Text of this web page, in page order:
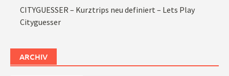
CITYGUESSER – Kurztrips neu definiert – Lets Play
Cityguesser
ARCHIV